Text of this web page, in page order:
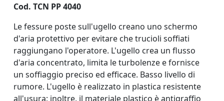
Cod. TCN PP 4040
Le fessure poste sull'ugello creano uno schermo
d'aria protettivo per evitare che trucioli soffiati
raggiungano l'operatore. L'ugello crea un flusso
d'aria concentrato, limita le turbolenze e fornisce
un soffiaggio preciso ed efficace. Basso livello di
rumore. L'ugello è realizzato in plastica resistente
all'usura; inoltre, il materiale plastico è antigraffio